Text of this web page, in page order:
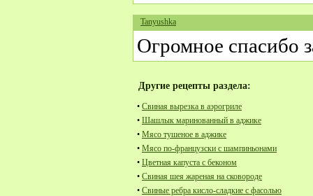
Tanyushka
Огромное спасибо
Другие рецепты раздела:
• Свиная вырезка в аэрогриле
• Шашлык маринованный в аджике
• Мясо тушеное в аджике
• Мясо по-французски с шампиньонами
• Цветная капуста с беконом
• Свиная шея жареная на сковороде
• Свиные ребра кисло-сладкие с фасолью